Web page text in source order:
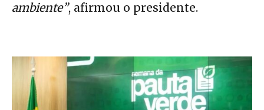
ambiente”, afirmou o presidente.